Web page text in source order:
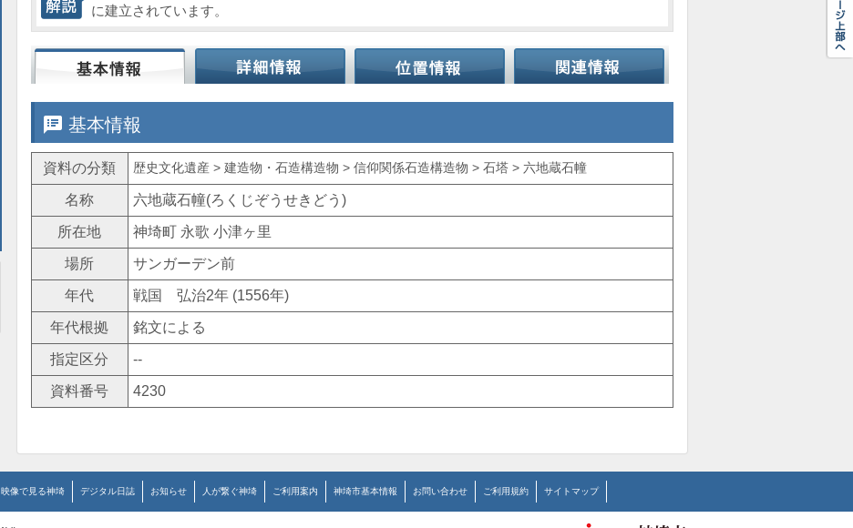
に建立されています。
speaker_notes 基本情報
資料の分類 歴史文化遺産 > 建造物・石造構造物 > 信仰関係石造構造物 > 石塔 > 六地蔵石幢
名称 六地蔵石幢(ろくじぞうせきどう)
所在地 神埼町 永歌 小津ヶ里
場所 サンガーデン前
年代 戦国 弘治2年 (1556年)
年代根拠 銘文による
指定区分 --
資料番号 4230
映像で見る神埼 デジタル日誌 お知らせ 人が繋ぐ神埼 ご利用案内 神埼市基本情報 お問い合わせ ご利用規約 サイトマップ